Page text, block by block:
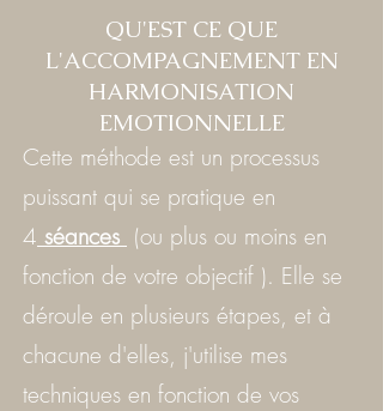
QU'EST CE QUE
L'ACCOMPAGNEMENT EN
HARMONISATION
EMOTIONNELLE
Cette méthode est un processus
puissant qui se pratique en
4 séances (ou plus ou moins en
fonction de votre objectif ). Elle se
déroule en plusieurs étapes, et à
chacune d'elles, j'utilise mes
techniques en fonction de vos